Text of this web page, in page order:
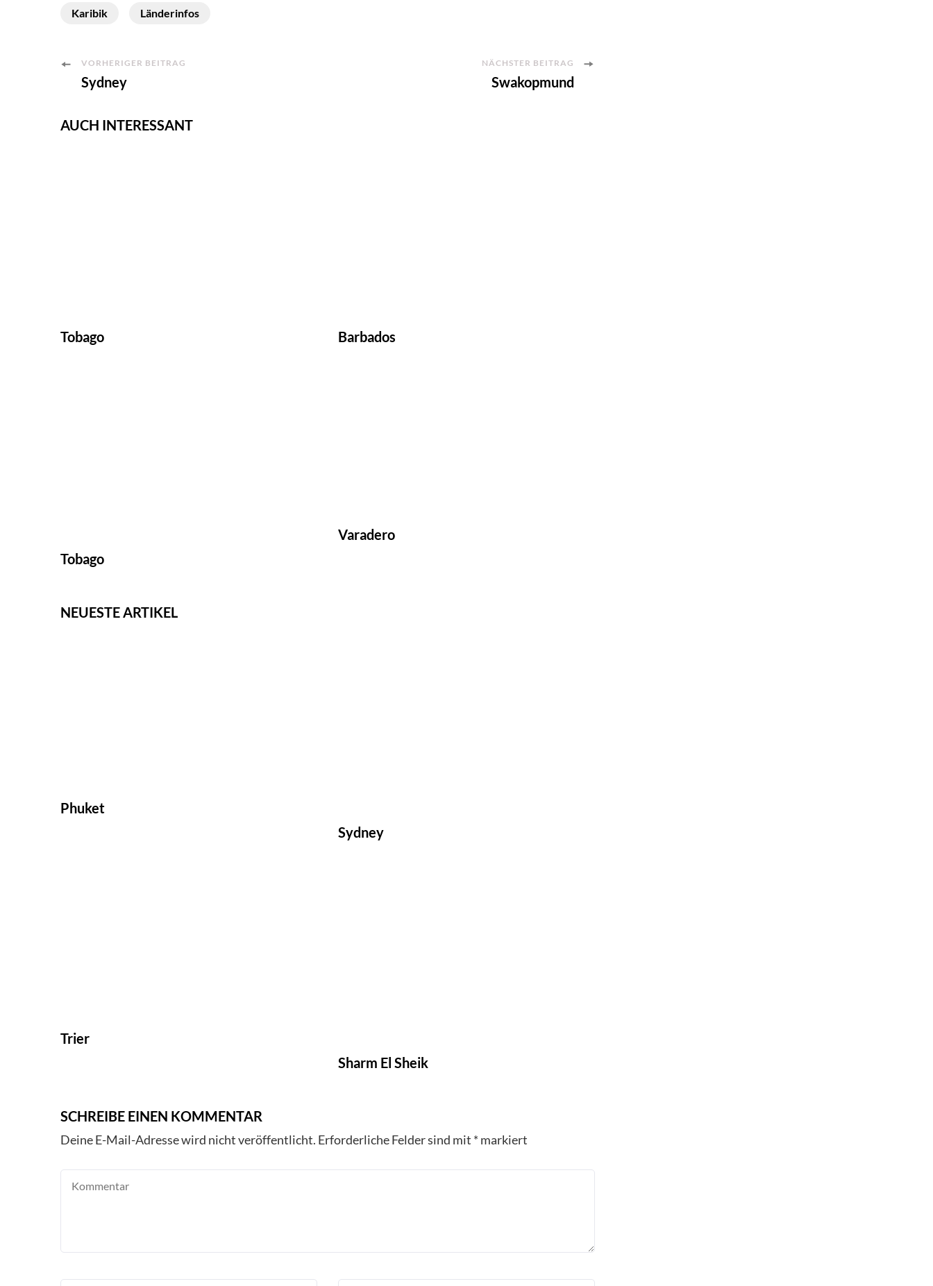
Karibik Länderinfos
Post
Navigation
VORHERIGER BEITRAG
Sydney
NÄCHSTER BEITRAG
Swakopmund
AUCH INTERESSANT
Tobago Barbados
Tobago
Varadero
NEUESTE ARTIKEL
Phuket
Sydney
Trier
Sharm El Sheik
SCHREIBE EINEN KOMMENTAR
Deine E-Mail-Adresse wird nicht veröffentlicht. Erforderliche Felder sind mit * markiert